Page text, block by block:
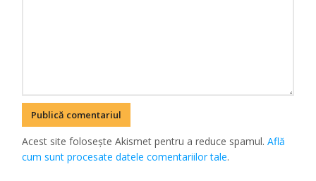
Acest site folosește Akismet pentru a reduce spamul.Află
cum sunt procesate datele comentariilor tale.